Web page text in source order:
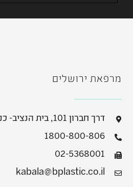
מרפאת ירושלים
דרך חברון 101, בית הנציב- כניסה A
1800-800-806
02-5368001
kabala@bplastic.co.il